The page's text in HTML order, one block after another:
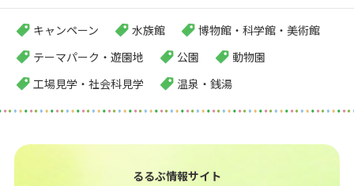
キャンペーン 水族館
博物館・科学館・美術館
テーマパーク・遊園地
公園
動物園
工場見学・社会科見学
温泉・銭湯
るるぶ情報サイト